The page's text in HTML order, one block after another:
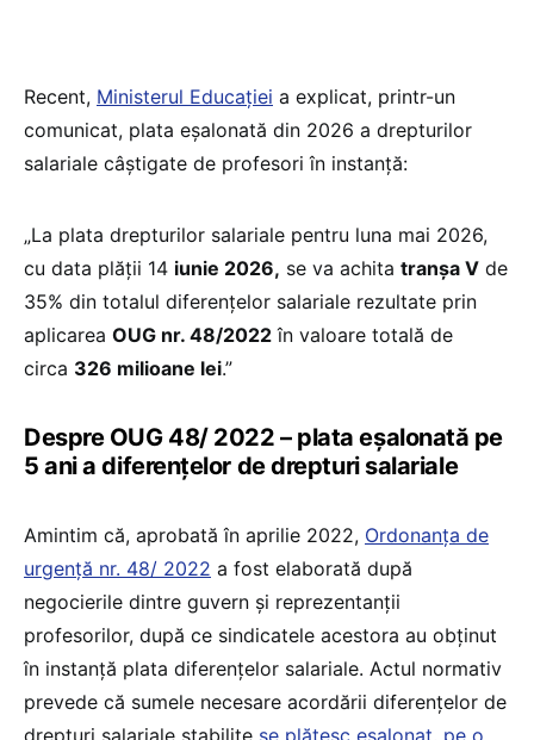
Recent, Ministerul Educației a explicat, printr-un
comunicat, plata eșalonată din 2026 a drepturilor
salariale câștigate de profesori în instanță:
„La plata drepturilor salariale pentru luna mai 2026,
cu data plății 14 iunie 2026, se va achita tranșa V de
35% din totalul diferențelor salariale rezultate prin
aplicarea OUG nr. 48/2022 în valoare totală de
circa 326 milioane lei.”
Despre OUG 48/ 2022 – plata eșalonată pe
5 ani a diferențelor de drepturi salariale
Amintim că, aprobată în aprilie 2022, Ordonanța de
urgență nr. 48/ 2022 a fost elaborată după
negocierile dintre guvern și reprezentanții
profesorilor, după ce sindicatele acestora au obținut
în instanță plata diferențelor salariale. Actul normativ
prevede că sumele necesare acordării diferențelor de
drepturi salariale stabilite se plătesc eșalonat, pe o